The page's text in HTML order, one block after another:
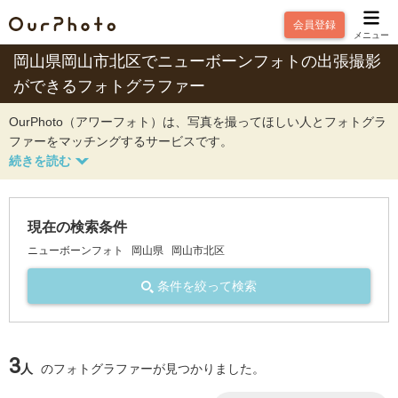
会員登録
メニュー
岡山県岡山市北区でニューボーンフォトの出張撮影
ができるフォトグラファー
OurPhoto（アワーフォト）は、写真を撮ってほしい人とフォトグラ
ファーをマッチングするサービスです。
現在の検索条件
ニューボーンフォト 岡山県 岡山市北区
条件を絞って検索
3人 のフォトグラファーが見つかりました。